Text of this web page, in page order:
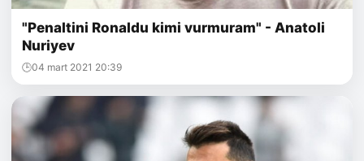
"Penaltini Ronaldu kimi vurmuram" - Anatoli
Nuriyev
04 mart 2021 20:39